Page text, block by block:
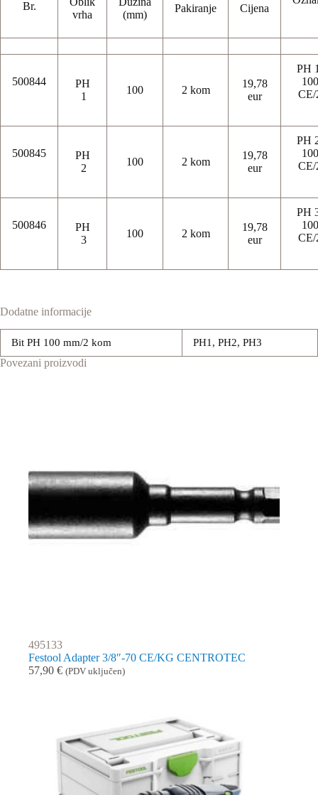
Br.
vrha
(mm)
Pakiranje Cijena
500844
PH
1
100 2 kom
19,78
eur
PH
100
CE/
500845
PH
2
100 2 kom
19,78
eur
PH
100
CE/
500846
PH
3
100 2 kom
19,78
eur
PH
100
CE/
Dodatne informacije
Bit PH 100 mm/2 kom PH1, PH2, PH3
Povezani proizvodi
495133
Festool Adapter 3/8″-70 CE/KG CENTROTEC
57,90 € (PDV uključen)